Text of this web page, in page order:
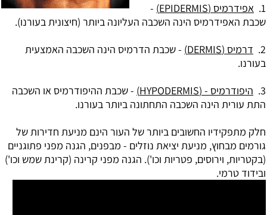
1. אפידרמיס (EPIDERMIS)
-
שכבת האפידרמיס הינה השכבה העליונה ביותר (חיצונית בעורנו).
2.
דרמיס (DERMIS)
- שכבת הדרמיס הינה השכבה האמצעית
בעורנו.
3. היפודרמיס - (HYPODERMIS)
- שכבת ההיפודרמיס או השכבה
התת עורית הינה השכבה התחתונה ביותר בעורנו.
חלק מתפקידיו החשובים ביותר של העור הינם מניעת חדירות של
גורמים מבחוץ, מניעת יציאת נוזלים - מבפנים, הגנה מפני פתוגניים
(בקטריות, וירוסים, פטריות וכו'). הגנה מפני קרינה (קרינת שמש וכו')
ובידוד טרמי.